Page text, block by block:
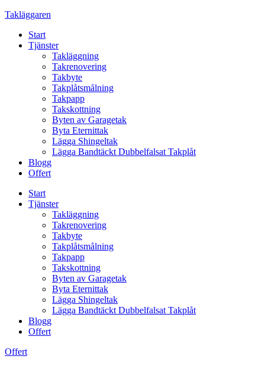
Skip
content
Takläggaren
Start
Tjänster
Takläggning
Takrenovering
Takbyte
Takplåtsmålning
Takpapp
Takskottning
Byten av Garagetak
Byta Eternittak
Lägga Shingeltak
Lägga Bandtäckt Dubbelfalsat Takplåt
Blogg
Offert
Start
Tjänster
Takläggning
Takrenovering
Takbyte
Takplåtsmålning
Takpapp
Takskottning
Byten av Garagetak
Byta Eternittak
Lägga Shingeltak
Lägga Bandtäckt Dubbelfalsat Takplåt
Blogg
Offert
Offert